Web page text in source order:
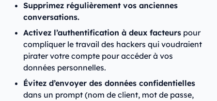
Supprimez régulièrement vos anciennes
conversations.
Activez l’authentification à deux facteurs pour
compliquer le travail des hackers qui voudraient
pirater votre compte pour accéder à vos
données personnelles.
Évitez d’envoyer des données confidentielles
dans un prompt (nom de client, mot de passe,